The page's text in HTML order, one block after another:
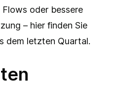
oder bessere
– hier finden Sie
dem letzten Quartal.